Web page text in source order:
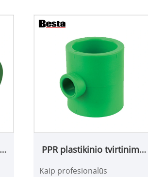
PPR plastikinio tvirtinimo
Kaip profesionalūs